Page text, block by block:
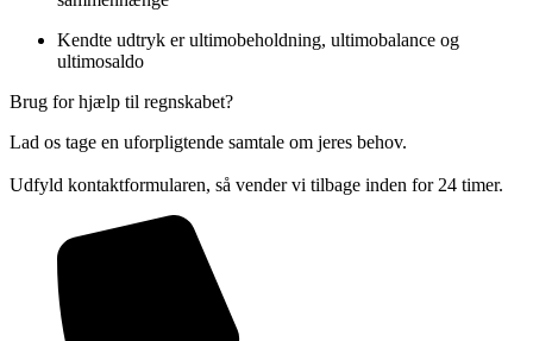
Kendte udtryk er ultimobeholdning, ultimobalance og
ultimosaldo
Brug for hjælp til regnskabet?
Lad os tage en uforpligtende samtale om jeres behov.
Udfyld kontaktformularen, så vender vi tilbage inden for 24 timer.